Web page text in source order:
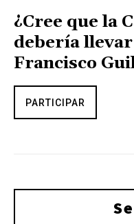
¿Cree que la
debería
Francisco
PARTICIPAR